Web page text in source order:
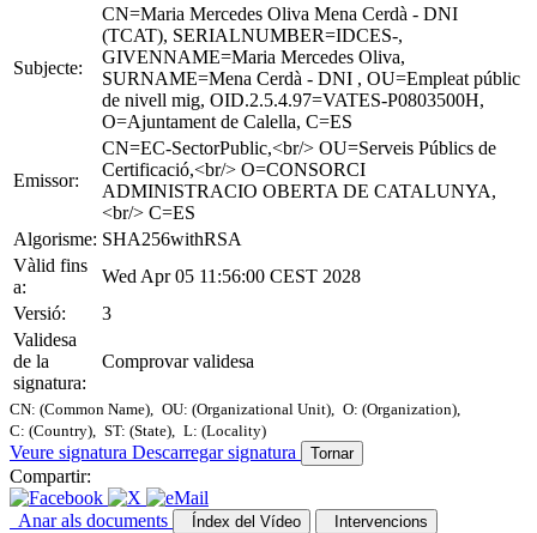
Subjecte:
CN=Maria Mercedes Oliva Mena Cerdà - DNI
(TCAT), SERIALNUMBER=IDCES-,
GIVENNAME=Maria Mercedes Oliva,
SURNAME=Mena Cerdà - DNI , OU=Empleat públic
de nivell mig, OID.2.5.4.97=VATES-P0803500H,
O=Ajuntament de Calella, C=ES
Emissor:
CN=EC-SectorPublic,<br/> OU=Serveis Públics de
Certificació,<br/> O=CONSORCI
ADMINISTRACIO OBERTA DE CATALUNYA,
<br/> C=ES
Algorisme: SHA256withRSA
Vàlid fins
a:
Wed Apr 05 11:56:00 CEST 2028
Versió:
3
Validesa
de la
signatura:
Comprovar validesa
CN: (Common Name), OU: (Organizational Unit), O: (Organization),
C: (Country), ST: (State), L: (Locality)
Veure signatura Descarregar signatura Tornar
Compartir:
Anar als documents Índex del Vídeo Intervencions